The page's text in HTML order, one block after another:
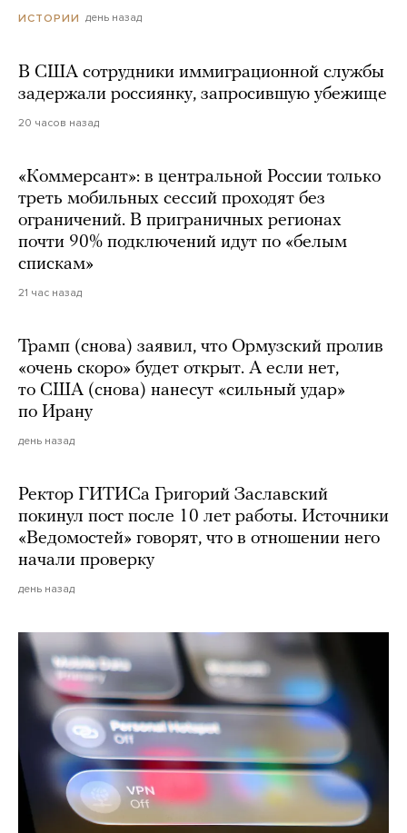
ИСТОРИИ день назад
В США сотрудники иммиграционной службы
задержали россиянку, запросившую убежище
20 часов назад
«Коммерсант»: в центральной России только
треть мобильных сессий проходят без
ограничений. В приграничных регионах
почти 90% подключений идут по «белым
спискам»
21 час назад
Трамп (снова) заявил, что Ормузский пролив
«очень скоро» будет открыт. А если нет,
то США (снова) нанесут «сильный удар»
по Ирану
день назад
Ректор ГИТИСа Григорий Заславский
покинул пост после 10 лет работы. Источники
«Ведомостей» говорят, что в отношении него
начали проверку
день назад